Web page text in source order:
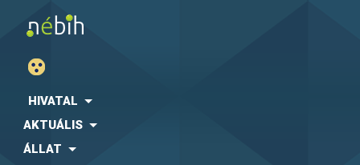
HIVATAL
AKTUÁLIS
ÁLLAT